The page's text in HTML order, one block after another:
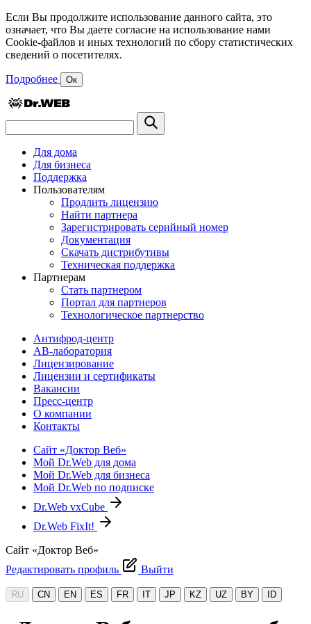
Если Вы продолжите использование данного сайта, это
означает, что Вы даете согласие на использование нами
Cookie-файлов и иных технологий по сбору статистических
сведений о посетителях.
Подробнее Ок
Для дома
Для бизнеса
Поддержка
Пользователям
Продлить лицензию
Найти партнера
Зарегистрировать серийный номер
Документация
Скачать дистрибутивы
Техническая поддержка
Партнерам
Стать партнером
Портал для партнеров
Технологическое партнерство
Антифрод-центр
АВ-лаборатория
Лицензирование
Лицензии и сертификаты
Вакансии
Пресс-центр
О компании
Контакты
Сайт «Доктор Веб»
Мой Dr.Web для дома
Мой Dr.Web для бизнеса
Мой Dr.Web по подписке
Dr.Web vxCube
Dr.Web FixIt!
Сайт «Доктор Веб»
Редактировать профиль
Выйти
RU CN EN ES FR IT JP KZ UZ BY ID